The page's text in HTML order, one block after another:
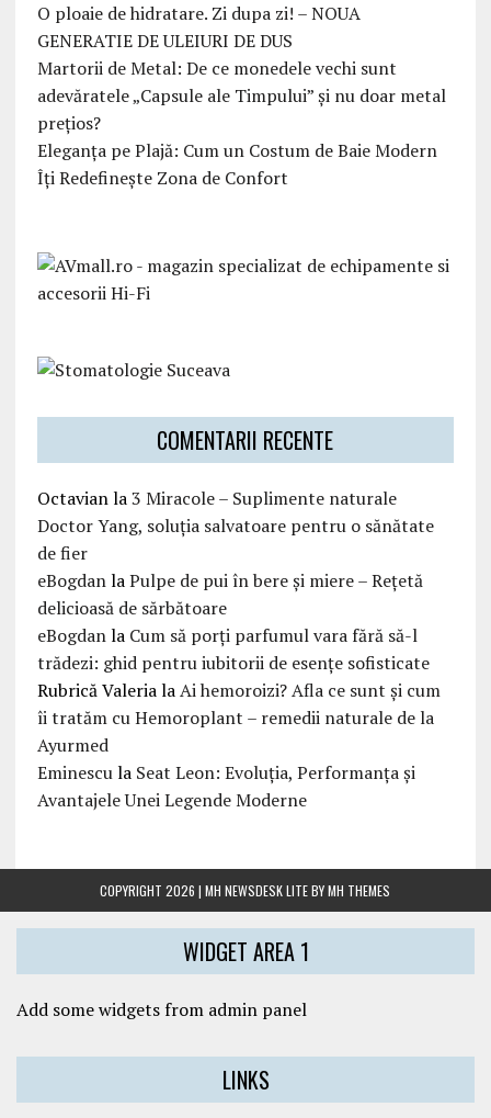
O ploaie de hidratare. Zi dupa zi! – NOUA
GENERATIE DE ULEIURI DE DUS
Martorii de Metal: De ce monedele vechi sunt
adevăratele „Capsule ale Timpului” și nu doar metal
prețios?
Eleganța pe Plajă: Cum un Costum de Baie Modern
Îți Redefinește Zona de Confort
COMENTARII RECENTE
Octavianla3 Miracole – Suplimente naturale
Doctor Yang, soluția salvatoare pentru o sănătate
de fier
eBogdanlaPulpe de pui în bere și miere – Rețetă
delicioasă de sărbătoare
eBogdanla Cum să porți parfumul vara fără să-l
trădezi: ghid pentru iubitorii de esențe sofisticate
Rubrică ValerialaAi hemoroizi? Afla ce sunt și cum
îi tratăm cu Hemoroplant – remedii naturale de la
Ayurmed
Eminescula Seat Leon: Evoluția, Performanța și
Avantajele Unei Legende Moderne
COPYRIGHT 2026 | MH NEWSDESK LITE BYMH THEMES
WIDGET AREA 1
Add some widgets from admin panel
LINKS